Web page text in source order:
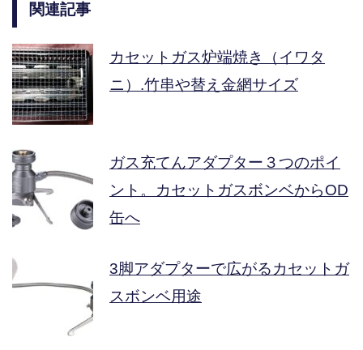
関連記事
カセットガス炉端焼き（イワタ
ニ）.竹串や替え金網サイズ
ガス充てんアダプター３つのポイ
ント。カセットガスボンベからOD
缶へ
3脚アダプターで広がるカセットガ
スボンベ用途